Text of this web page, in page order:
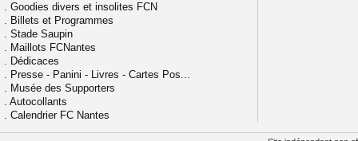
. Goodies divers et insolites FCN
. Billets et Programmes
. Stade Saupin
. Maillots FCNantes
. Dédicaces
. Presse - Panini - Livres - Cartes Pos...
. Musée des Supporters
. Autocollants
. Calendrier FC Nantes